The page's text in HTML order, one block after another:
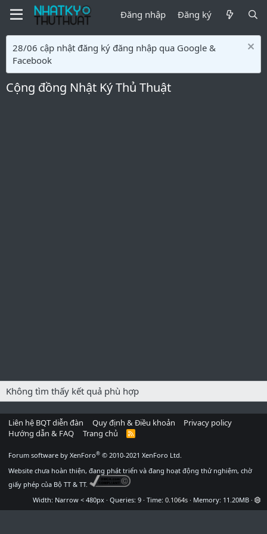
Đăng nhập Đăng ký
28/06 cập nhật đăng ký đăng nhập qua Google &
Facebook
Cộng đồng Nhật Ký Thủ Thuật
Không tìm thấy kết quả phù hợp
Liên hệ BQT diễn đàn Quy định & Điều khoản
Privacy policy
Hướng dẫn & FAQ
Trang chủ
R
Forum software by XenForo® © 2010-2021 XenForo Ltd.
Website chưa hoàn thiện, đang phát triển và đang hoạt động thử nghiệm, chờ
giấy phép của Bộ TT & TT.
Width
Queries 9 Time 0.1064s Memory 11.20MB